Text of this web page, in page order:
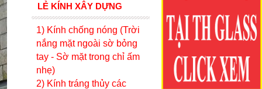
LẺ KÍNH XÂY DỰNG
1) Kính chống nóng (Trời
nắng mặt ngoài sờ bỏng
tay - Sờ mặt trong chỉ ấm
nhẹ)
2) Kính tráng thủy các